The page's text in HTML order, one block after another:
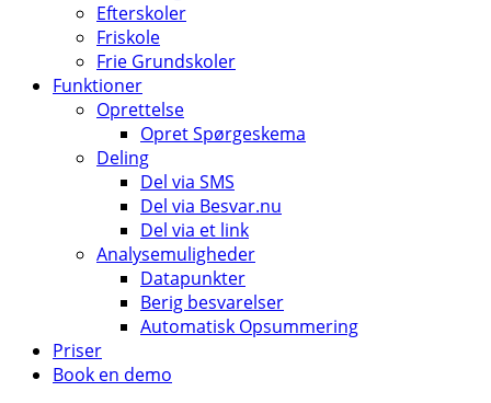
Efterskoler
Friskole
Frie Grundskoler
Funktioner
Oprettelse
Opret Spørgeskema
Deling
Del via SMS
Del via Besvar.nu
Del via et link
Analysemuligheder
Datapunkter
Berig besvarelser
Automatisk Opsummering
Priser
Book en demo